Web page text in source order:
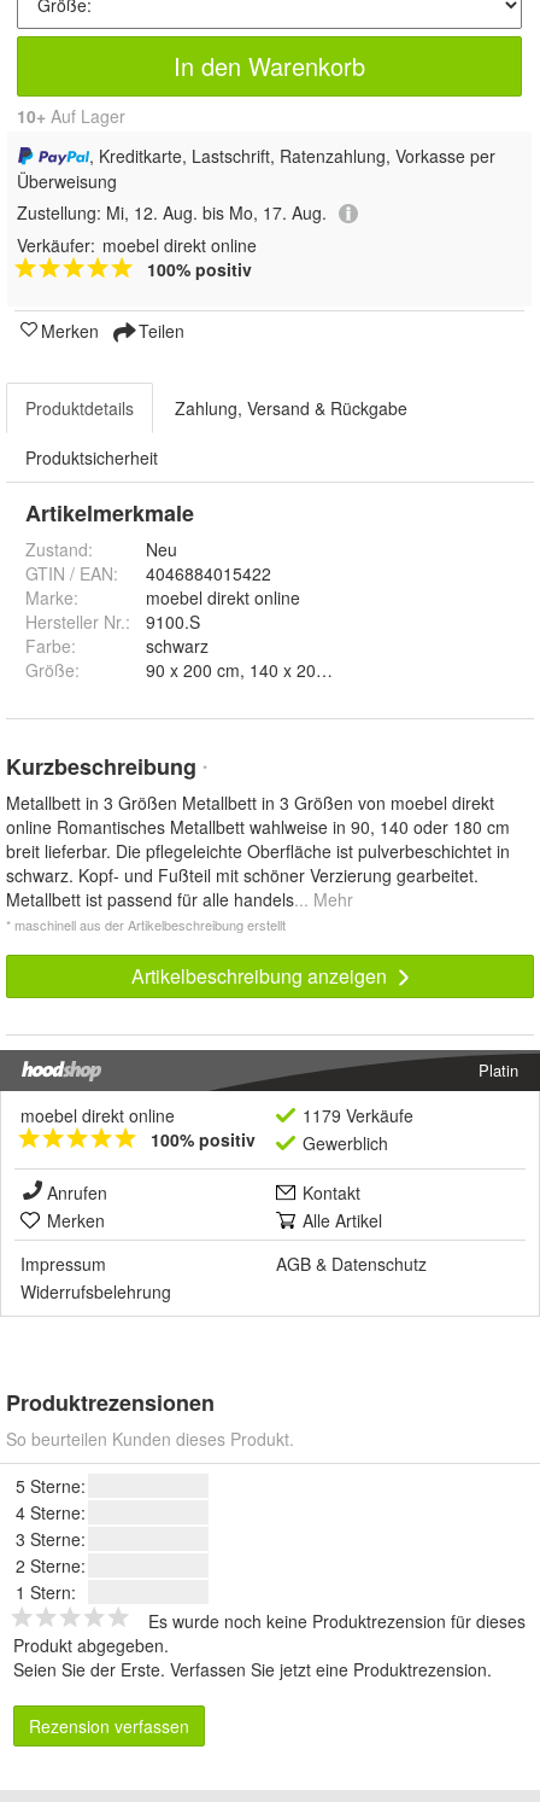
In den Warenkorb
10+ Auf Lager
, Kreditkarte, Lastschrift, Ratenzahlung, Vorkasse per
Überweisung
Zustellung: Mi, 12. Aug. bis Mo, 17. Aug.
Verkäufer: moebel direkt online
100% positiv
Merken Teilen
Produktdetails Zahlung, Versand & Rückgabe
Produktsicherheit
Artikelmerkmale
Zustand:
Neu
GTIN / EAN:
4046884015422
Marke:
moebel direkt online
Hersteller Nr.:
9100.S
Farbe:
schwarz
Größe:
Kurzbeschreibung *
Metallbett in 3 Größen Metallbett in 3 Größen von moebel direkt
online Romantisches Metallbett wahlweise in 90, 140 oder 180 cm
breit lieferbar. Die pflegeleichte Oberfläche ist pulverbeschichtet in
schwarz. Kopf- und Fußteil mit schöner Verzierung gearbeitet.
Metallbett ist passend für alle handels... Mehr
* maschinell aus der Artikelbeschreibung erstellt
Artikelbeschreibung anzeigen
Platin
moebel direkt online
100% positiv
1179 Verkäufe
Gewerblich
Anrufen
Kontakt
Merken
Alle Artikel
Impressum
AGB & Datenschutz
Widerrufsbelehrung
Produktrezensionen
So beurteilen Kunden dieses Produkt.
5 Sterne:
4 Sterne:
3 Sterne:
2 Sterne:
1 Stern:
Es wurde noch keine Produktrezension für dieses
Produkt abgegeben.
Seien Sie der Erste. Verfassen Sie jetzt eine Produktrezension.
Rezension verfassen